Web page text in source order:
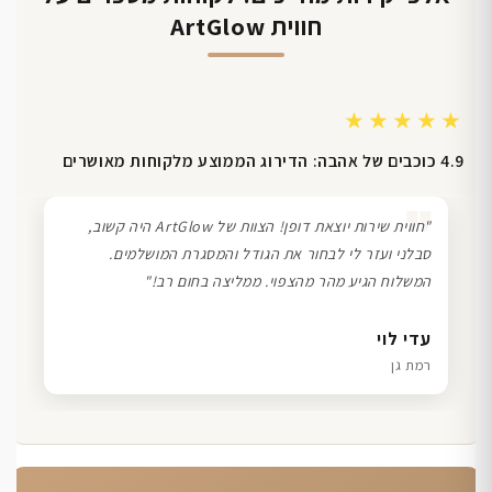
חווית ArtGlow
★★★★★
4.9 כוכבים של אהבה: הדירוג הממוצע מלקוחות מאושרים
שרון כהן
תל אביב
❞
"חווית שירות יוצאת דופן! הצוות של ArtGlow היה קשוב,
סבלני ועזר לי לבחור את הגודל והמסגרת המושלמים.
המשלוח הגיע מהר מהצפוי. ממליצה בחום רב!"
עדי לוי
רמת גן
דנה גל
חיפה
ליאת ויוסי מ.
הוד השרון